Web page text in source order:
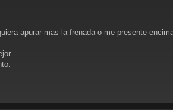
apurar mas la frenada o me presente